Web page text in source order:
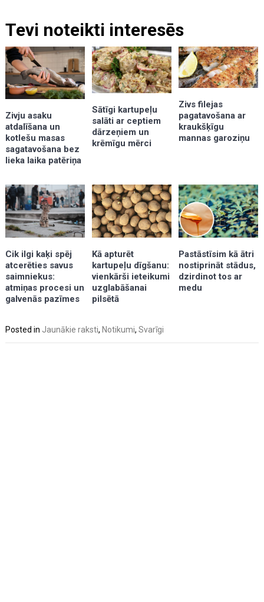
Tevi noteikti interesēs
Zivju asaku
atdalīšana un
kotlešu masas
sagatavošana bez
lieka laika patēriņa
Sātīgi kartupeļu
salāti ar ceptiem
dārzeņiem un
krēmīgu mērci
Zivs filejas
pagatavošana ar
kraukšķīgu
mannas garoziņu
Cik ilgi kaķi spēj
atcerēties savus
saimniekus:
atmiņas procesi un
galvenās pazīmes
Kā apturēt
kartupeļu dīgšanu:
vienkārši ieteikumi
uzglabāšanai
pilsētā
Pastāstīsim kā ātri
nostiprināt stādus,
dzirdinot tos ar
medu
Posted in Jaunākie raksti, Notikumi,Svarīgi